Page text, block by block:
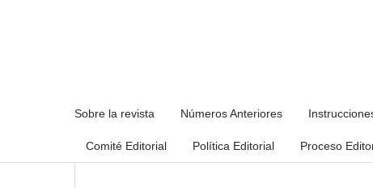
Sobre la revista Números Anteriores
Comité Editorial Política Editorial Proceso